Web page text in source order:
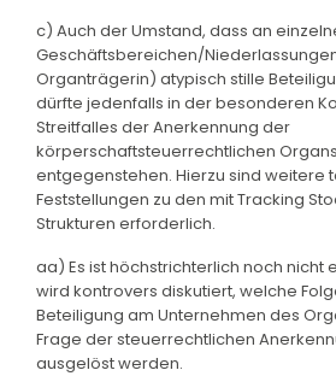
c) Auch der Umstand, dass an
Geschäftsbereichen/
Organträgerin) atypisch stille
dürfte jedenfalls in der besonderen
Streitfalles der Anerkennung der
körperschaftsteuerrechtlichen
entgegenstehen. Hierzu sind weitere
Feststellungen zu den mit Tracking
Strukturen erforderlich.
aa) Es ist höchstrichterlich noch nicht
wird kontrovers diskutiert, welche
Beteiligung am Unternehmen des
Frage der steuerrechtlichen
ausgelöst werden.